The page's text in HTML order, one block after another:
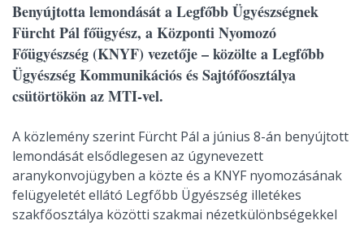
Benyújtotta lemondását a Legfőbb Ügyészségnek
Fürcht Pál főügyész, a Központi Nyomozó
Főügyészség (KNYF) vezetője – közölte a Legfőbb
Ügyészség Kommunikációs és Sajtófőosztálya
csütörtökön az MTI-vel.
A közlemény szerint Fürcht Pál a június 8-án benyújtott
lemondását elsődlegesen az úgynevezett
aranykonvojügyben a közte és a KNYF nyomozásának
felügyeletét ellátó Legfőbb Ügyészség illetékes
szakfőosztálya közötti szakmai nézetkülönbségekkel